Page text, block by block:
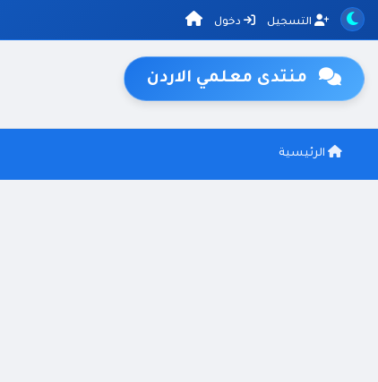
التسجيل دخول
منتدى معلمي الاردن
الرئيسية